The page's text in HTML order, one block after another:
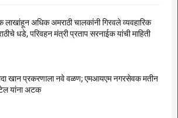
लाखांहून अधिक अमराठी चालकांनी गिरवले व्यवहारिक
धडे, परिवहन मंत्री प्रताप सरनाईक यांची माहिती
खान प्रकरणाला नवे वळण; एमआयएम नगरसेवक मतीन
यांना अटक